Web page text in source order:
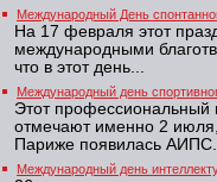
Международный День
На 17 февраля этот
международными
что в этот день...
Международный день
Этот профессиональный
отмечают именно 2 июля,
Париже появилась
Международный день